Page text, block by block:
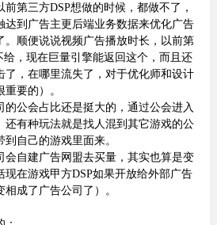
第三方DSP想做的时候，都做不了，
达到广告主更后端业务数据来优化广告
。顺便说说视频广告播放时长，以前第
给，现在巨量引擎能返回这个，而且还
了，在哪里流失了，对于优化师和设计
要的）。
的公会占比还是挺大的，通过公会进入
还有种玩法就是找人混到其它游戏的公
自己的游戏里面来。
会自建广告网盟去买量，其实也算是变
现在游戏甲方DSP如果开放给外部广告
成了广告公司了）。